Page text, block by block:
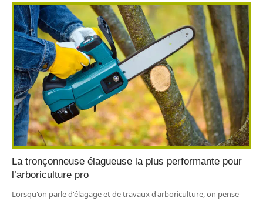
La tronçonneuse élagueuse la plus performante pour
l’arboriculture pro
Lorsqu'on parle d'élagage et de travaux d'arboriculture, on pense